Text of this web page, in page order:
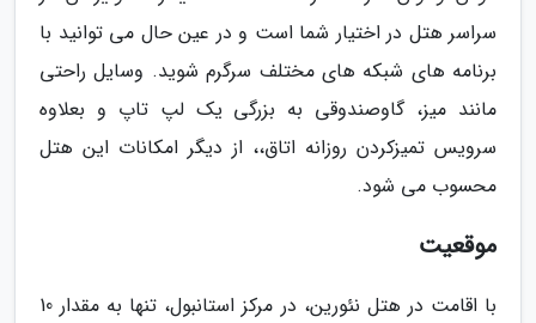
سراسر هتل در اختیار شما است و در عین حال می توانید با
برنامه های شبکه های مختلف سرگرم شوید. وسایل راحتی
مانند میز، گاوصندوقی به بزرگی یک لپ تاپ و بعلاوه
سرویس تمیزکردن روزانه اتاق،، از دیگر امکانات این هتل
محسوب می شود.
موقعیت
با اقامت در هتل نئورین، در مرکز استانبول، تنها به مقدار 10